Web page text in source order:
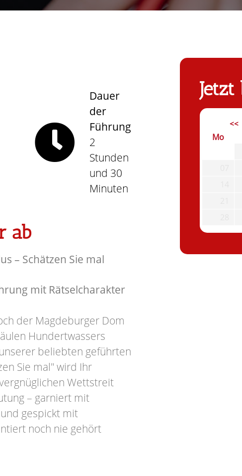
Dauer
der
Führung
2
Stunden
und 30
Minuten
ab
– Schätzen Sie mal
mit Rätselcharakter
der Magdeburger Dom
Hundertwassers
beliebten geführten
Sie mal" wird Ihr
Wettstreit
– garniert mit
gespickt mit
noch nie gehört
<<
Mo